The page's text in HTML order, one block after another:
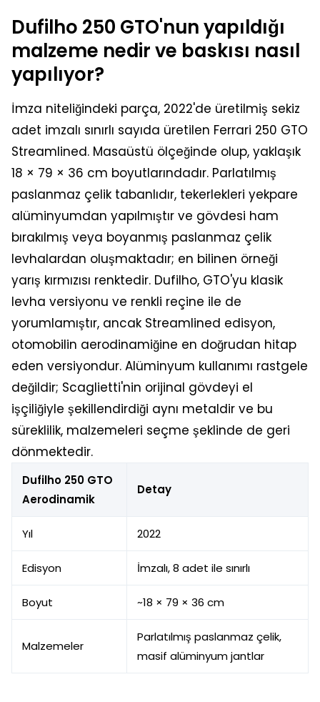
Dufilho 250 GTO'nun yapıldığı
malzeme nedir ve baskısı nasıl
yapılıyor?
İmza niteliğindeki parça, 2022'de üretilmiş sekiz
adet imzalı sınırlı sayıda üretilen Ferrari 250 GTO
Streamlined. Masaüstü ölçeğinde olup, yaklaşık
18 × 79 × 36 cm boyutlarındadır. Parlatılmış
paslanmaz çelik tabanlıdır, tekerlekleri yekpare
alüminyumdan yapılmıştır ve gövdesi ham
bırakılmış veya boyanmış paslanmaz çelik
levhalardan oluşmaktadır; en bilinen örneği
yarış kırmızısı renktedir. Dufilho, GTO'yu klasik
levha versiyonu ve renkli reçine ile de
yorumlamıştır, ancak Streamlined edisyon,
otomobilin aerodinamiğine en doğrudan hitap
eden versiyondur. Alüminyum kullanımı rastgele
değildir; Scaglietti'nin orijinal gövdeyi el
işçiliğiyle şekillendirdiği aynı metaldir ve bu
süreklilik, malzemeleri seçme şeklinde de geri
dönmektedir.
Dufilho 250 GTO
Aerodinamik
Detay
Yıl 2022
Edisyon İmzalı, 8 adet ile sınırlı
Boyut ~18 × 79 × 36 cm
Malzemeler
Parlatılmış paslanmaz çelik,
masif alüminyum jantlar